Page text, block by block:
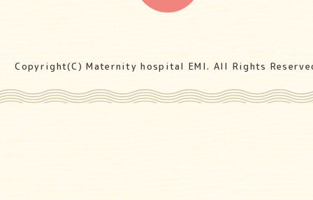
Copyright(C) Maternity hospital EMI. All Rights